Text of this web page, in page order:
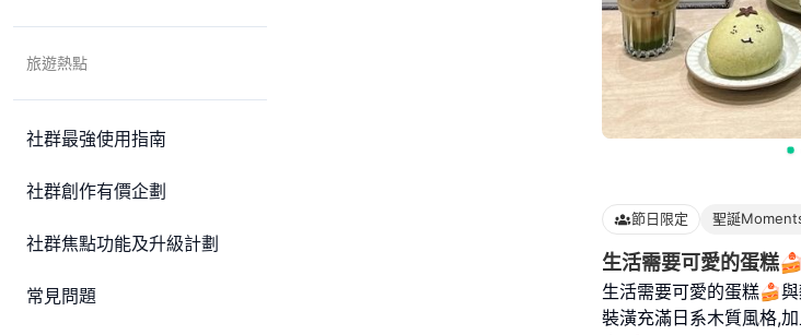
旅遊熱點
社群最強使用指南
社群創作有價企劃
社群焦點功能及升級計劃
常見問題
節日限定 聖誕
生活需要可愛的蛋糕
生活需要可愛的蛋糕🍰
裝潢充滿日系木質風格,